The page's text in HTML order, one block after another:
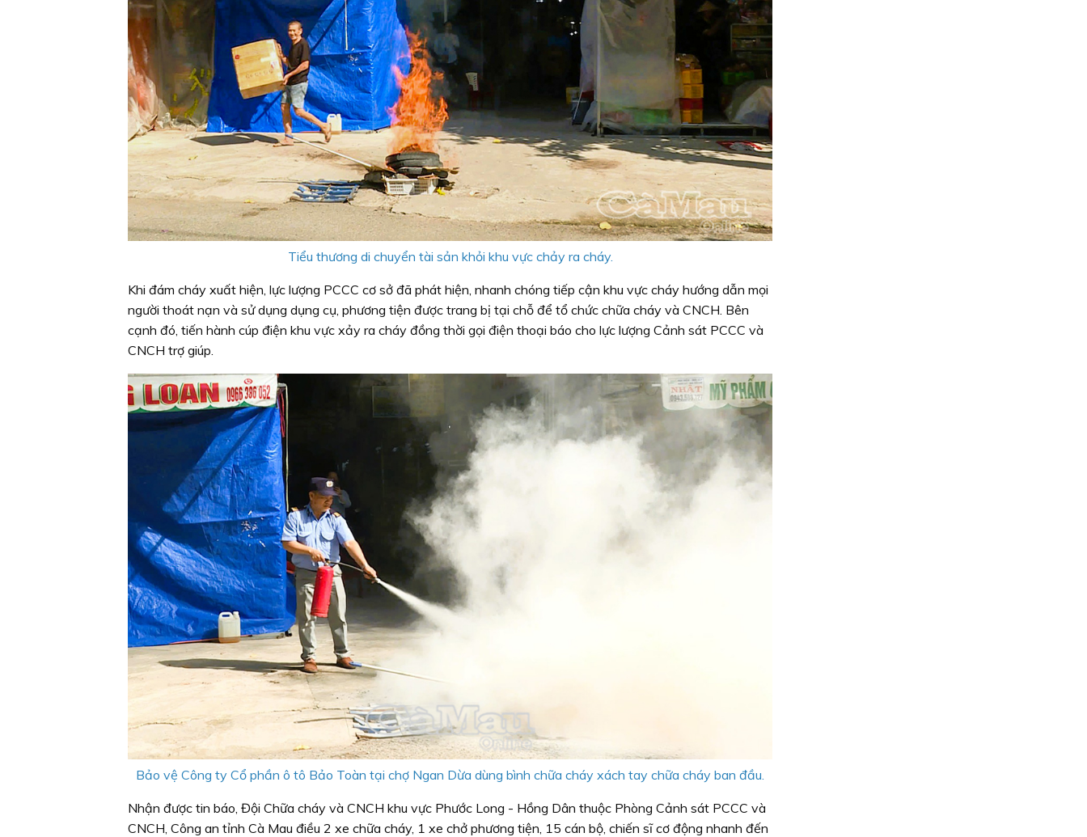
Tiểu thương di chuyển tài sản khỏi khu vực chảy ra cháy.
Khi đám cháy xuất hiện, lực lượng PCCC cơ sở đã phát hiện, nhanh chóng tiếp cận khu vực cháy hướng dẫn mọi
người thoát nạn và sử dụng dụng cụ, phương tiện được trang bị tại chỗ để tổ chức chữa cháy và CNCH. Bên
cạnh đó, tiến hành cúp điện khu vực xảy ra cháy đồng thời gọi điện thoại báo cho lực lượng Cảnh sát PCCC và
CNCH trợ giúp.
Bảo vệ Công ty Cổ phần ô tô Bảo Toàn tại chợ Ngan Dừa dùng bình chữa cháy xách tay chữa cháy ban đầu.
Nhận được tin báo, Đội Chữa cháy và CNCH khu vực Phước Long - Hồng Dân thuộc Phòng Cảnh sát PCCC và
CNCH, Công an tỉnh Cà Mau điều 2 xe chữa cháy, 1 xe chở phương tiện, 15 cán bộ, chiến sĩ cơ động nhanh đến